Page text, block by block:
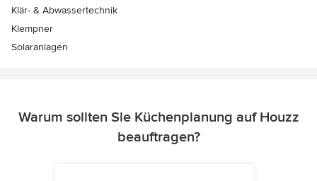
Klär- & Abwassertechnik
Klempner
Solaranlagen
Warum sollten Sie Küchenplanung auf Houzz
beauftragen?